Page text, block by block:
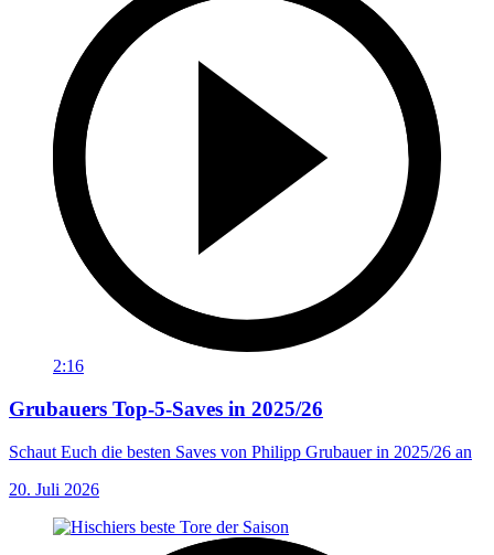
2:16
Grubauers Top-5-Saves in 2025/26
Schaut Euch die besten Saves von Philipp Grubauer in 2025/26 an
20. Juli 2026